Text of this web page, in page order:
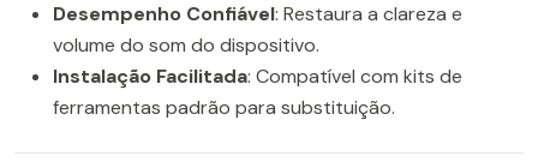
Desempenho Confiável: Restaura a clareza e
volume do som do dispositivo.
Instalação Facilitada: Compatível com kits de
ferramentas padrão para substituição.